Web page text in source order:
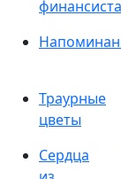
финансиста
Траурные
цветы
Сердца